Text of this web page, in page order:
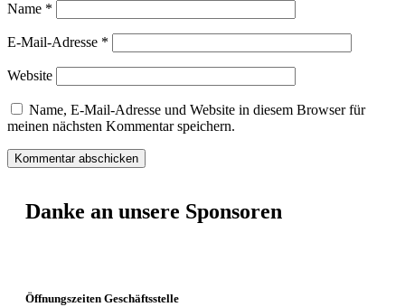
Name *
E-Mail-Adresse *
Website
Name, E-Mail-Adresse und Website in diesem Browser für
meinen nächsten Kommentar speichern.
Danke an unsere Sponsoren
Öffnungszeiten Geschäftsstelle